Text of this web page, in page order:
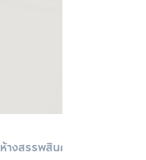
ห้างสรรพสินค้า